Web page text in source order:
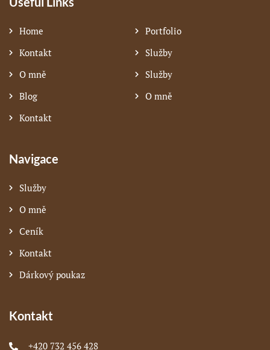
Home
Portfolio
Kontakt
Služby
O mně
Služby
Blog
O mně
Kontakt
Navigace
Služby
O mně
Ceník
Kontakt
Dárkový poukaz
Kontakt
+420 732 456 428